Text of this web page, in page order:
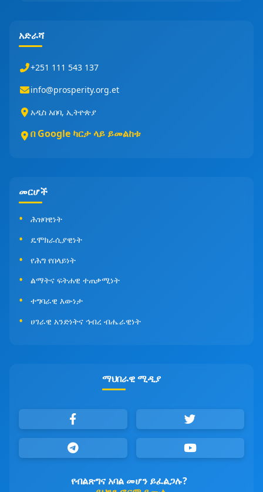
አድራሻ
+251 111 543 137
info@prosperity.org.et
አዲስ አበባ, ኢትዮጵያ
በ Google ካርታ ላይ ይመልከቱ
መርሆች
ሕዝባዊነት
ዴሞክራሲያዊነት
የሕግ የበላይነት
ልማትና ፍትሐዊ ተጠቃሚነት
ተግባራዊ እውነታ
ሀገራዊ አንድነትና ኅብረ ብሔራዊነት
ማህበራዊ ሚዲያ
የብልጽግና አባል መሆን ይፈልጋሉ?